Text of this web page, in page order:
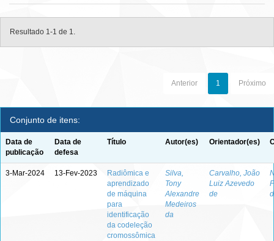
Resultado 1-1 de 1.
Anterior 1 Próximo
Conjunto de itens:
Data de
publicação
Data de
defesa
Título Autor(es) Orientador(es)
3-Mar-2024 13-Fev-2023
Radiômica e
aprendizado
de máquina
para
identificação
da codeleção
cromossômica
Silva,
Tony
Alexandre
Medeiros
da
Carvalho, João
Luiz Azevedo
de